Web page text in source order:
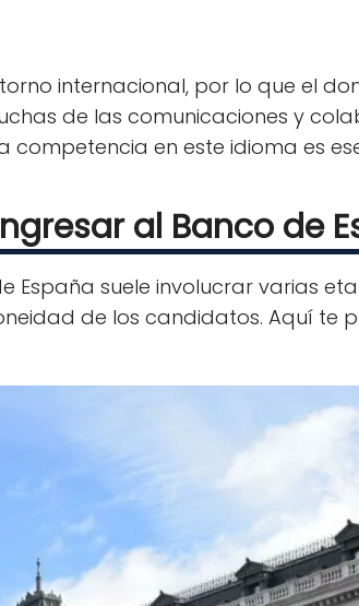
internacional, por lo que el
de las comunicaciones y
competencia en este idioma es
al Banco de
España suele involucrar varias
de los candidatos. Aquí te